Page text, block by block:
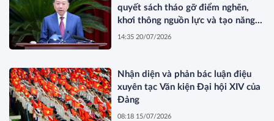
quyết sách tháo gỡ điểm nghẽn,
khơi thông nguồn lực và tạo năng
lực phát triển mới*
14:35 20/07/2026
Nhận diện và phản bác luận điệu
xuyên tạc Văn kiện Đại hội XIV của
Đảng
08:18 15/07/2026